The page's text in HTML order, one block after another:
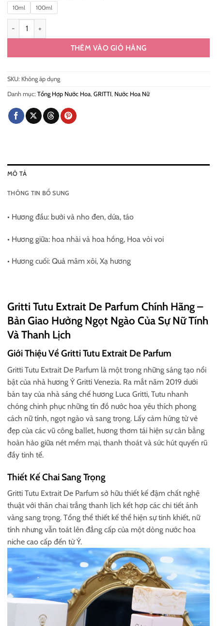
10ml 100ml
Nước Hoa Gritti Tutu Extrait De Parfum Chính Hãng số lượng
THÊM VÀO GIỎ HÀNG
SKU: Không áp dụng
Danh mục: Tổng Hợp Nước Hoa, GRITTI, Nước Hoa Nữ
MÔ TẢ
THÔNG TIN BỔ SUNG
• Hương đầu: bưởi và nho đen, dứa, táo
• Hương giữa: hoa nhài và hoa hồng, Hoa vòi voi
• Hương cuối: Quả mâm xôi, Xạ hương
Gritti Tutu Extrait De Parfum Chính Hãng –
Bản Giao Hưởng Ngọt Ngào Của Sự Nữ Tính
Và Thanh Lịch
Giới Thiệu Về Gritti Tutu Extrait De Parfum
Gritti Tutu Extrait De Parfum là một trong những sáng tạo nổi
bật của nhà hương Ý Gritti Venezia. Ra mắt năm 2019 dưới
bàn tay của nhà sáng chế hương Luca Gritti, Tutu nhanh
chóng chinh phục những tín đồ nước hoa yêu thích phong
cách nữ tính, ngọt ngào và sang trọng. Lấy cảm hứng từ vẻ
đẹp của các vũ công ballet, hương thơm tái hiện sự cân bằng
hoàn hảo giữa nét mềm mại, thanh thoát và sức hút quyến rũ
đầy tinh tế.
Thiết Kế Chai Sang Trọng
Gritti Tutu Extrait De Parfum sở hữu thiết kế đậm chất nghệ
thuật với thân chai trắng thanh lịch kết hợp các chi tiết ánh
vàng sang trọng. Tổng thể thiết kế thể hiện sự tinh khiết, nữ
tính nhưng vẫn toát lên đẳng cấp của một dòng nước hoa
niche cao cấp đến từ Ý.